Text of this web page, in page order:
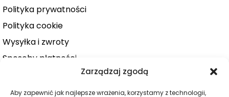
Zarządzaj zgodą
Aby zapewnić jak najlepsze wrażenia, korzystamy z technologii,
Polityka prywatności
Polityka cookie
Wysyłka i zwroty
Sposoby płatności
Zamówienie